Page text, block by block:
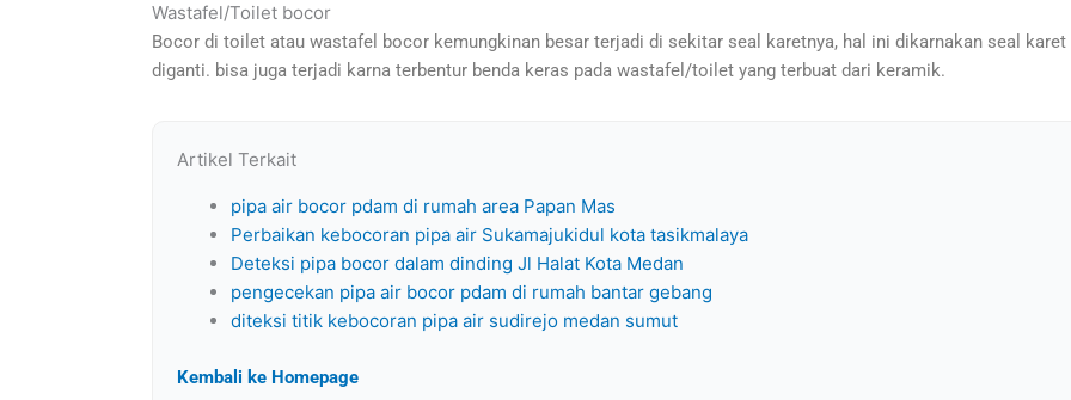
Wastafel/Toilet bocor
Bocor di toilet atau wastafel bocor kemungkinan besar terjadi di sekitar seal karetnya, hal ini dikarnakan seal
diganti. bisa juga terjadi karna terbentur benda keras pada wastafel/toilet yang terbuat dari keramik.
Artikel Terkait
pipa air bocor pdam di rumah area Papan Mas
Perbaikan kebocoran pipa air Sukamajukidul kota tasikmalaya
Deteksi pipa bocor dalam dinding Jl Halat Kota Medan
pengecekan pipa air bocor pdam di rumah bantar gebang
diteksi titik kebocoran pipa air sudirejo medan sumut
Kembali ke Homepage